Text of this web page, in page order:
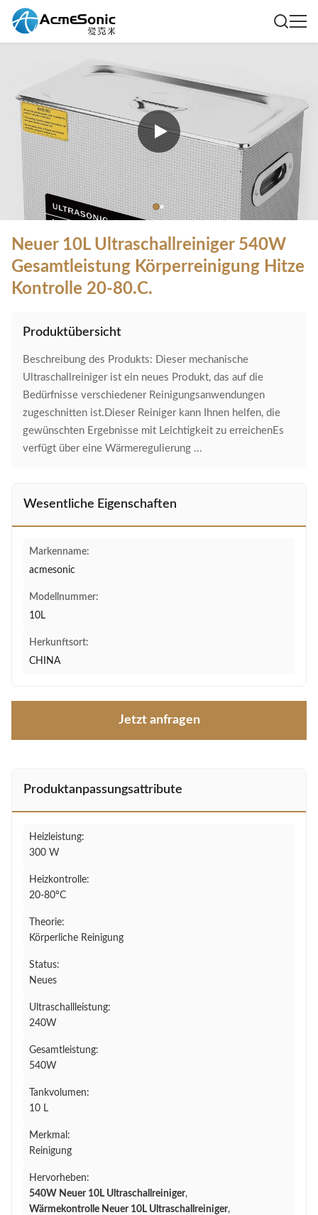
Neuer 10L Ultraschallreiniger 540W
Gesamtleistung Körperreinigung Hitze
Kontrolle 20-80.C.
Produktübersicht
Beschreibung des Produkts: Dieser mechanische
Ultraschallreiniger ist ein neues Produkt, das auf die
Bedürfnisse verschiedener Reinigungsanwendungen
zugeschnitten ist.Dieser Reiniger kann Ihnen helfen, die
gewünschten Ergebnisse mit Leichtigkeit zu erreichenEs
verfügt über eine Wärmeregulierung ...
Wesentliche Eigenschaften
Markenname:
acmesonic
Modellnummer:
10L
Herkunftsort:
CHINA
Jetzt anfragen
Produktanpassungsattribute
Heizleistung:
300 W
Heizkontrolle:
20-80°C
Theorie:
Körperliche Reinigung
Status:
Neues
Ultraschallleistung:
240W
Gesamtleistung:
540W
Tankvolumen:
10 L
Merkmal:
Reinigung
Hervorheben:
540W Neuer 10L Ultraschallreiniger,
Wärmekontrolle Neuer 10L Ultraschallreiniger,